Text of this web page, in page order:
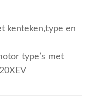
kenteken,type en
type’s met